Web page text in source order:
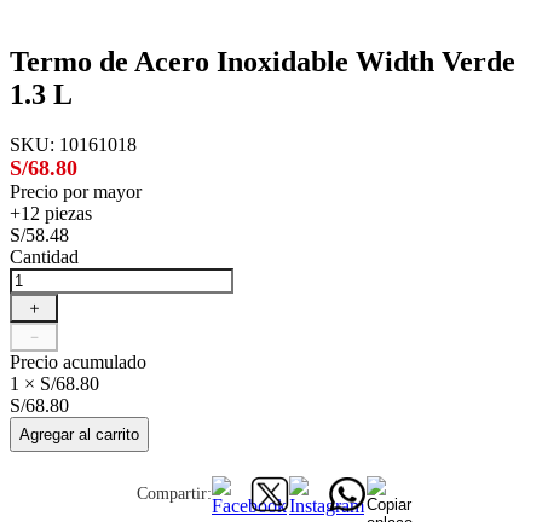
Termo de Acero Inoxidable Width Verde
1.3 L
SKU: 10161018
S/68.80
Precio por mayor
+12 piezas
S/58.48
Cantidad
＋
－
Precio acumulado
1 × S/68.80
S/68.80
Agregar al carrito
Compartir: